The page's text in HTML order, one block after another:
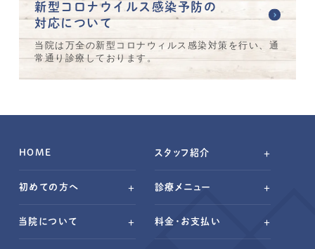
新型コロナウイルス感染予防の
対応について
当院は万全の新型コロナウィルス感染対策を行い、通
常通り診療しております。
HOME
初めての方へ
予約方法に関して
当院について
スタッフ紹介
診療メニュー
料金・お支払い